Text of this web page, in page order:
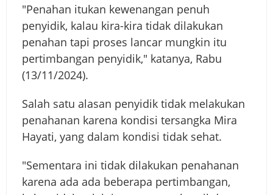
"Penahan itukan kewenangan penuh
penyidik, kalau kira-kira tidak dilakukan
penahan tapi proses lancar mungkin itu
pertimbangan penyidik," katanya, Rabu
(13/11/2024).
Salah satu alasan penyidik tidak melakukan
penahanan karena kondisi tersangka Mira
Hayati, yang dalam kondisi tidak sehat.
"Sementara ini tidak dilakukan penahanan
karena ada ada beberapa pertimbangan,